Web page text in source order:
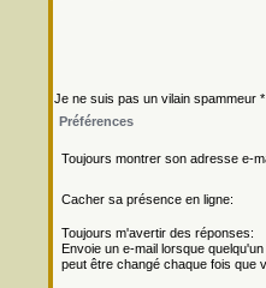
Je ne suis pas un vilain spammeur *
Préférences
Toujours montrer son adresse e-
Cacher sa présence en ligne:
Toujours m'avertir des réponses:
Envoie un e-mail lorsque
peut être changé chaque fois que